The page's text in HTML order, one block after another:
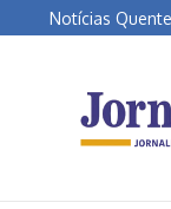
Ir para o conteúdo
Notícias
Semiárido em